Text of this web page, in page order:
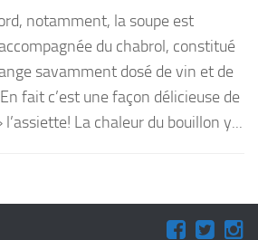
notamment, la soupe est
du chabrol, constitué
savamment dosé de vin et de
fait c’est une façon délicieuse de
l’assiette! La chaleur du bouillon y...